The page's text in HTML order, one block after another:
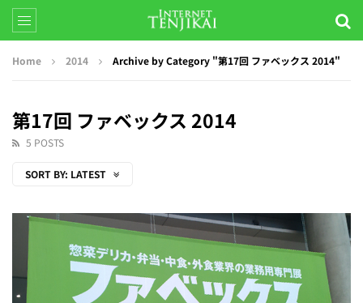
Home 2014 Archive by Category "第17回 ファベックス 2014"
第17回 ファベックス 2014
5 POSTS
SORT BY: LATEST